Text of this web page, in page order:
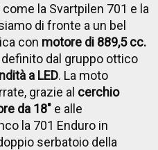
la Svartpilen 701 e la
di fronte a un bel
con motore di 889,5 cc.
dal gruppo ottico
a LED. La moto
grazie al cerchio
da 18" e alle
la 701 Enduro in
serbatoio della